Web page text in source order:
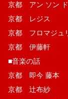
京都 アン ソン
京都 レジス
京都 フロマジュ
京都 伊藤軒
■音楽の話
京都 即今 藤本
京都 辻布紗